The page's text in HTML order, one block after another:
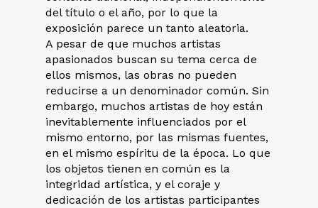
del título o el año, por lo que la
exposición parece un tanto aleatoria.
A pesar de que muchos artistas
apasionados buscan su tema cerca de
ellos mismos, las obras no pueden
reducirse a un denominador común. Sin
embargo, muchos artistas de hoy están
inevitablemente influenciados por el
mismo entorno, por las mismas fuentes,
en el mismo espíritu de la época. Lo que
los objetos tienen en común es la
integridad artística, y el coraje y
dedicación de los artistas participantes